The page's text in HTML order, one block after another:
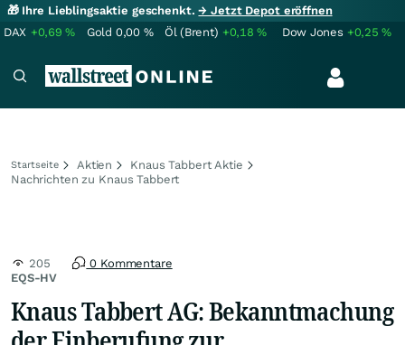
🎁 Ihre Lieblingsaktie geschenkt.→ Jetzt Depot eröffnen
DAX +0,69% Gold 0,00 % Öl (Brent) +0,18% Dow Jones +0,25%
Startseite Aktien
Knaus Tabbert Aktie
Nachrichten zu Knaus Tabbert
EQS-HV
205 0 Kommentare
Knaus Tabbert AG: Bekanntmachung